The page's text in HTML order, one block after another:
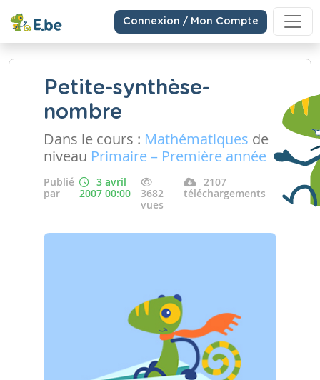
Connexion / Mon Compte
Petite-synthèse-
nombre
Dans le cours : Mathématiques de
niveau Primaire – Première année
Publié
par
3 avril
2007 00:00
3682
vues
2107
téléchargements